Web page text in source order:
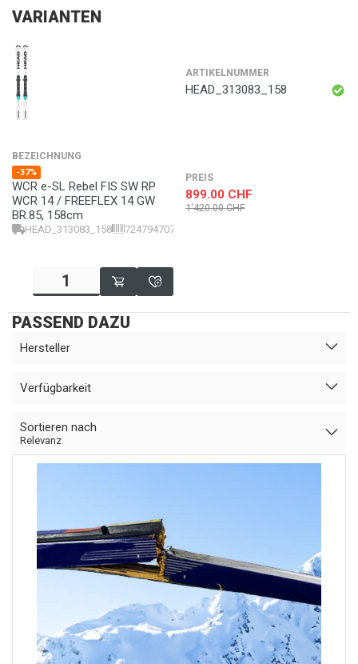
VARIANTEN
ARTIKELNUMMER
HEAD_313083_158
BEZEICHNUNG
-37%
WCR e-SL Rebel FIS SW RP
WCR 14 / FREEFLEX 14 GW
BR.85, 158cm
HEAD_313083_158 724794707210
PREIS
899.00 CHF
1'420.00 CHF
PASSEND DAZU
Hersteller
Verfügbarkeit
Sortieren nach
Relevanz